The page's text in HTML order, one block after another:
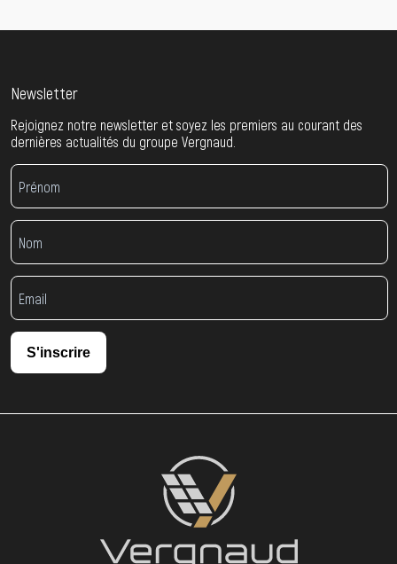
Newsletter
Rejoignez notre newsletter et soyez les premiers au courant des
dernières actualités du groupe Vergnaud.
S'inscrire